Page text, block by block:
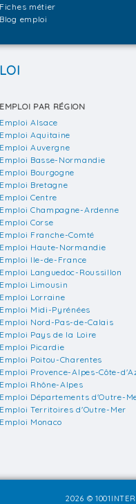
Fiches métier
Blog emploi
EMPLOI PAR RÉGION
Emploi Alsace
Emploi Aquitaine
Emploi Auvergne
Emploi Basse-Normandie
Emploi Bourgogne
Emploi Bretagne
Emploi Centre
Emploi Champagne-Ardenne
Emploi Corse
Emploi Franche-Comté
Emploi Haute-Normandie
Emploi Ile-de-France
Emploi Languedoc-Roussillon
Emploi Limousin
Emploi Lorraine
Emploi Midi-Pyrénées
Emploi Nord-Pas-de-Calais
Emploi Pays de la Loire
Emploi Picardie
Emploi Poitou-Charentes
Emploi Provence-Alpes-Côte-
Emploi Rhône-Alpes
Emploi Départements d'Outre-
Emploi Territoires d'Outre-Mer
Emploi Monaco
2026 ©